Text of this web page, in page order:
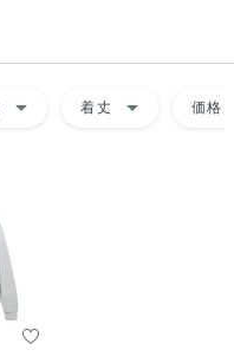
arrow_drop_down 着丈 arrow_drop_down 価格